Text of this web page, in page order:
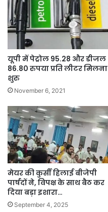
यूपी में पेट्रोल 95.28 और डीजल
86.80 रुपया प्रति लीटर मिलना
शुरु
November 6, 2021
मेयर की कुर्सी हिलाई बीजेपी
पार्षदों ने, विपक्ष के साथ बैठ कर
दिया बड़ा इशारा…
September 4, 2025